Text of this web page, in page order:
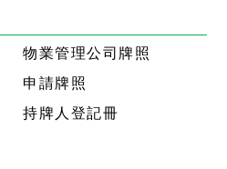
物業管理公司牌照
申請牌照
持牌人登記冊